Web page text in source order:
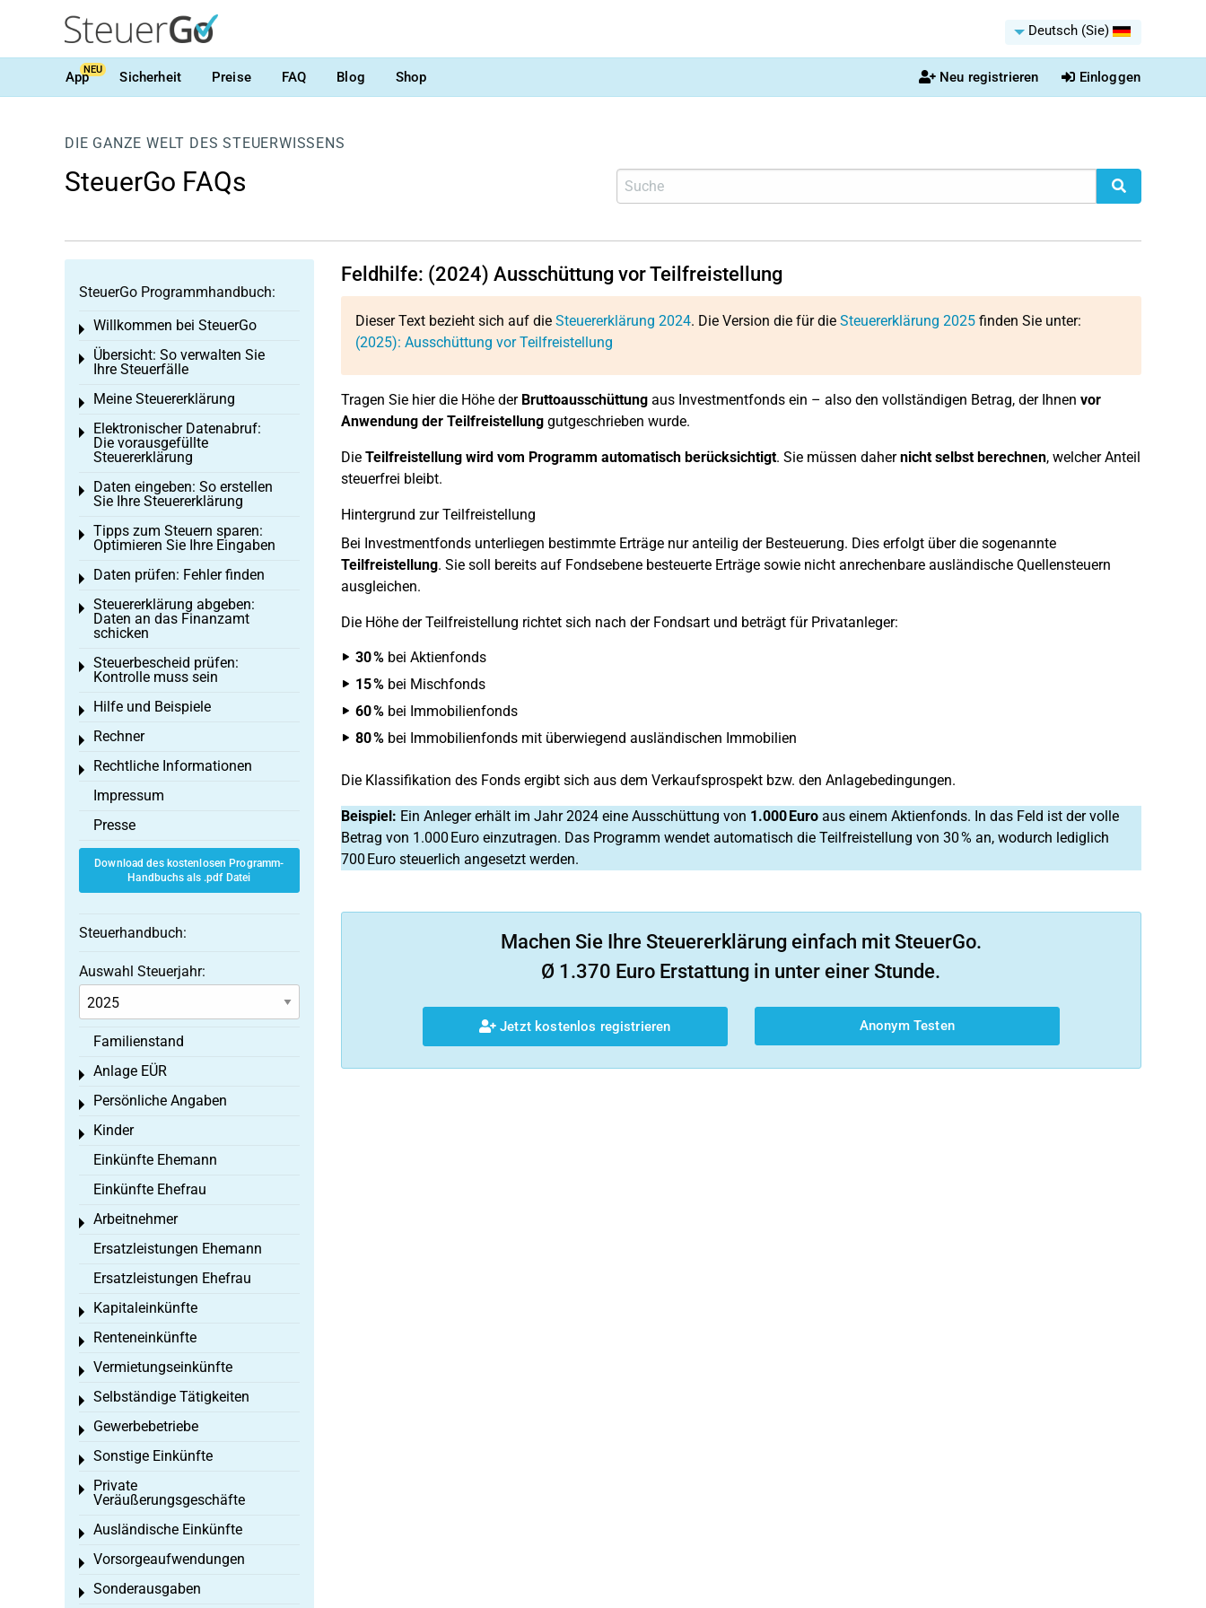
Deutsch (Sie)
AppNEU Sicherheit Preise FAQ Blog Shop Neu registrieren Einloggen
DIE GANZE WELT DES STEUERWISSENS
SteuerGo FAQs
Feldhilfe: (2024) Ausschüttung vor Teilfreistellung
Dieser Text bezieht sich auf die Steuererklärung 2024. Die Version die für die Steuererklärung 2025finden Sie unter:
(2025): Ausschüttung vor Teilfreistellung
Tragen Sie hier die Höhe der Bruttoausschüttungaus Investmentfonds ein – also den vollständigen Betrag, der Ihnen vor
Anwendung der Teilfreistellunggutgeschrieben wurde.
Die Teilfreistellung wird vom Programm automatisch berücksichtigt. Sie müssen dahernicht selbst berechnen, welcher Anteil
steuerfrei bleibt.
Hintergrund zur Teilfreistellung
Bei Investmentfonds unterliegen bestimmte Erträge nur anteilig der Besteuerung. Dies erfolgt über die sogenannte
Teilfreistellung. Sie soll bereits auf Fondsebene besteuerte Erträge sowie nicht anrechenbare ausländische Quellensteuern
ausgleichen.
Die Höhe der Teilfreistellung richtet sich nach der Fondsart und beträgt für Privatanleger:
30 %bei Aktienfonds
15 %bei Mischfonds
60 %bei Immobilienfonds
80 %bei Immobilienfonds mit überwiegend ausländischen Immobilien
Die Klassifikation des Fonds ergibt sich aus dem Verkaufsprospekt bzw. den Anlagebedingungen.
Beispiel: Ein Anleger erhält im Jahr 2024 eine Ausschüttung von 1.000 Euroaus einem Aktienfonds. In das Feld ist der volle
Betrag von 1.000 Euro einzutragen. Das Programm wendet automatisch die Teilfreistellung von 30 % an, wodurch lediglich
700 Euro steuerlich angesetzt werden.
Machen Sie Ihre Steuererklärung einfach mit SteuerGo.
Ø 1.370 Euro Erstattung in unter einer Stunde.
Jetzt kostenlos registrieren Anonym Testen
SteuerGo Programmhandbuch:
Willkommen bei SteuerGo
Toggle menu
Übersicht: So verwalten Sie
Ihre Steuerfälle
Toggle menu
Meine Steuererklärung
Toggle menu
Elektronischer Datenabruf:
Die vorausgefüllte
Steuererklärung
Toggle menu
Daten eingeben: So erstellen
Sie Ihre Steuererklärung
Toggle menu
Tipps zum Steuern sparen:
Optimieren Sie Ihre Eingaben
Toggle menu
Daten prüfen: Fehler finden
Toggle menu
Steuererklärung abgeben:
Daten an das Finanzamt
schicken
Toggle menu
Steuerbescheid prüfen:
Kontrolle muss sein
Toggle menu
Hilfe und Beispiele
Toggle menu
Rechner
Toggle menu
Rechtliche Informationen
Toggle menu
Impressum
Presse
Download des kostenlosen Programm-
Handbuchs als .pdf Datei
Steuerhandbuch:
Auswahl Steuerjahr:
Familienstand
Anlage EÜR
Toggle menu
Persönliche Angaben
Toggle menu
Kinder
Toggle menu
Einkünfte Ehemann
Einkünfte Ehefrau
Arbeitnehmer
Toggle menu
Ersatzleistungen Ehemann
Ersatzleistungen Ehefrau
Kapitaleinkünfte
Toggle menu
Renteneinkünfte
Toggle menu
Vermietungseinkünfte
Toggle menu
Selbständige Tätigkeiten
Toggle menu
Gewerbebetriebe
Toggle menu
Sonstige Einkünfte
Toggle menu
Private
Veräußerungsgeschäfte
Toggle menu
Ausländische Einkünfte
Toggle menu
Vorsorgeaufwendungen
Toggle menu
Sonderausgaben
Toggle menu